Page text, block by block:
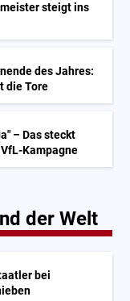
steigt ins
des Jahres:
die Tore
– Das steckt
Kampagne
der Welt
bei